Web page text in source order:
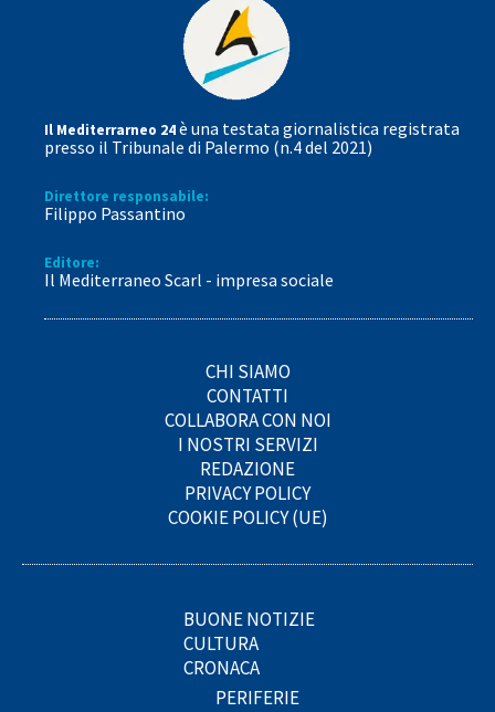
Il Mediterrarneo 24è una testata giornalistica registrata
presso il Tribunale di Palermo (n.4 del 2021)
Direttore responsabile:
Filippo Passantino
Editore:
Il Mediterraneo Scarl - impresa sociale
CHI SIAMO
CONTATTI
COLLABORA CON NOI
I NOSTRI SERVIZI
REDAZIONE
PRIVACY POLICY
COOKIE POLICY (UE)
BUONE NOTIZIE
CULTURA
CRONACA
PERIFERIE